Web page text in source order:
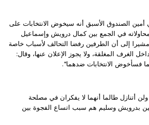
أمين الصندوق الأسبق أنه سيخوض الانتخابات على
في الجمع بين كمال درويش وإسماعيل
إلى أن الطرفين رفضا التحالف لأسباب خاصة
الغرف المغلقة، ولا يجوز الإعلان عنها، وقال:
فسأخوض الانتخابات ضدهما".
أتنازل طالما أنهما لا يفكران في مصلحة
بدرويش وسليم هم سبب اتساع الفجوة بين